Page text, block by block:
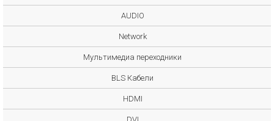
AUDIO
Network
Мультимедиа переходники
BLS Кабели
HDMI